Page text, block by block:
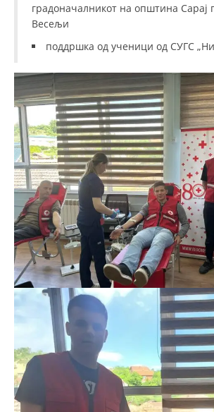
градоначалникот на општина Сарај
Весељи
поддршка од ученици од СУГС